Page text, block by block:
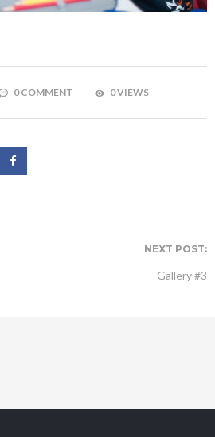
0 COMMENT 0 VIEWS
NEXT POST:
Gallery #3